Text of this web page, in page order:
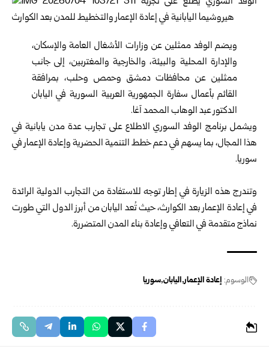
ويضم الوفد ممثلين عن وزارات الأشغال العامة والإسكان،
‏والإدارة المحلية والبيئة، والخارجية والمغتربين، إلى جانب
ممثلين ‏عن محافظات دمشق وحمص وحلب، بمرافقة
القائم بأعمال سفارة ‏الجمهورية العربية السورية في اليابان
الدكتور عبد الوهاب ‏المحمد آغا‎.‎
ويشمل برنامج الوفد السوري الاطلاع على تجارب عدة مدن يابانية ‏في
هذا المجال، بما يسهم في دعم خطط التنمية الحضرية وإعادة ‏الإعمار في
سوريا.‏
وتندرج هذه الزيارة في إطار توجه للاستفادة من التجارب الدولية ‏الرائدة
في إعادة الإعمار بعد الكوارث، حيث تُعد اليابان من أبرز ‏الدول التي طورت
نماذج متقدمة في التعافي وإعادة بناء المدن ‏المتضررة. ‏
الوسوم: إعادة الإعمار اليابان سوريا